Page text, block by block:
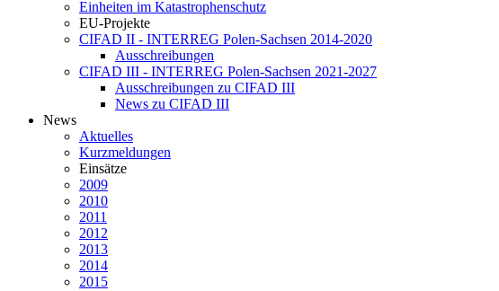
Einheiten im Katastrophenschutz
EU-Projekte
CIFAD II - INTERREG Polen-Sachsen 2014-2020
Ausschreibungen
CIFAD III - INTERREG Polen-Sachsen 2021-2027
Ausschreibungen zu CIFAD III
News zu CIFAD III
News
Aktuelles
Kurzmeldungen
Einsätze
2009
2010
2011
2012
2013
2014
2015